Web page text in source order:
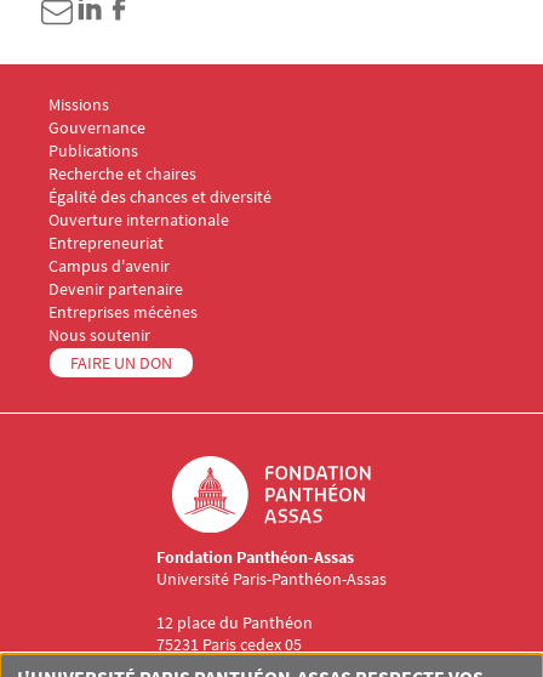
Menu Footer Fondation Panthéon-Assas 1
Missions
Gouvernance
Publications
Menu Footer Fondation Panthéon-Assas 2
Recherche et chaires
Égalité des chances et diversité
Ouverture internationale
Entrepreneuriat
Campus d'avenir
Menu Footer Fondation Panthéon-Assas 3
Devenir partenaire
Entreprises mécènes
Menu Footer Fondation Panthéon-Assas 4
Nous soutenir
Menu Footer Fondation Panthéon-Assas 5
FAIRE UN DON
Logo
Fondation Panthéon-Assas
Université Paris-Panthéon-Assas
12 place du Panthéon
75231 Paris cedex 05
Fondation@assas-universite.fr